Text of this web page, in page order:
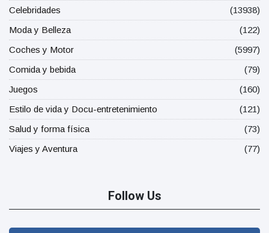
Celebridades
(13938)
Moda y Belleza
(122)
Coches y Motor
(5997)
Comida y bebida
(79)
Juegos
(160)
Estilo de vida y Docu-entretenimiento
(121)
Salud y forma física
(73)
Viajes y Aventura
(77)
Follow Us